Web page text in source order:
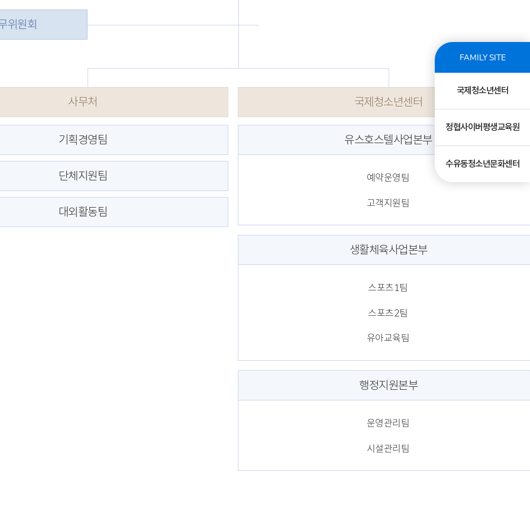
FAMILY SITE
국제청소년센터
청협사이버평생교육원
수유동청소년문화센터
위원회
사무처
기획경영팀
단체지원팀
대외활동팀
국제청소년센터
유스호스텔사업본부
예약운영팀
고객지원팀
생활체육사업본부
스포츠1팀
스포츠2팀
유아교육팀
행정지원본부
운영관리팀
시설관리팀